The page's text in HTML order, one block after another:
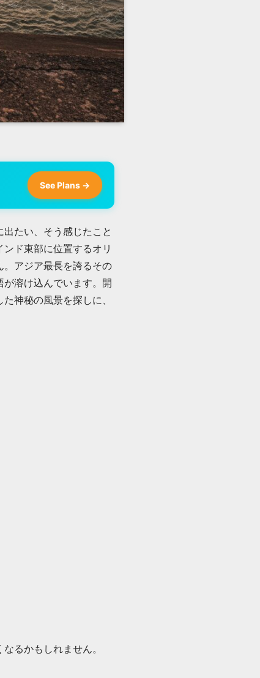
See Plans →
たい、そう感じたこと
ド東部に位置するオリ
。アジア最長を誇るその
溶け込んでいます。開
神秘の風景を探しに、
るかもしれません。